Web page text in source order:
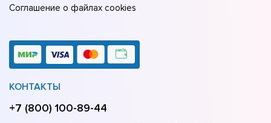
Соглашение о файлах cookies
КОНТАКТЫ
+7 (800) 100-89-44